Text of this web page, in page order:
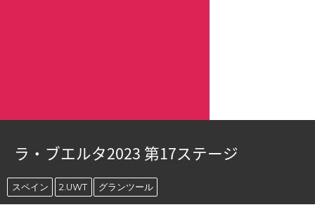
ラ・ブエルタ2023 第17ステージ
スペイン 2.UWT グランツール